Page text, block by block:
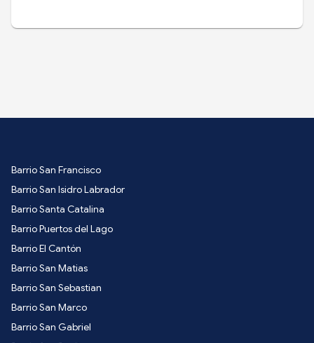
Barrio San Francisco
Barrio San Isidro Labrador
Barrio Santa Catalina
Barrio Puertos del Lago
Barrio El Cantón
Barrio San Matias
Barrio San Sebastian
Barrio San Marco
Barrio San Gabriel